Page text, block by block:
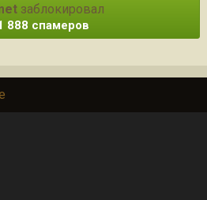
заблокировал
888 спамеров